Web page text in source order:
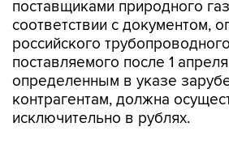
поставщиками природного
соответствии с документом,
российского
поставляемого после 1
определенным в указе
контрагентам, должна
исключительно в рублях.